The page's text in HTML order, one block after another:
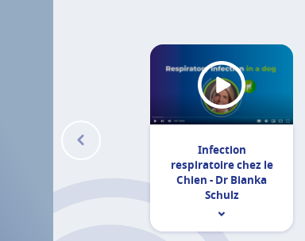
Infection
respiratoire chez le
Chien - Dr Bianka
Schulz